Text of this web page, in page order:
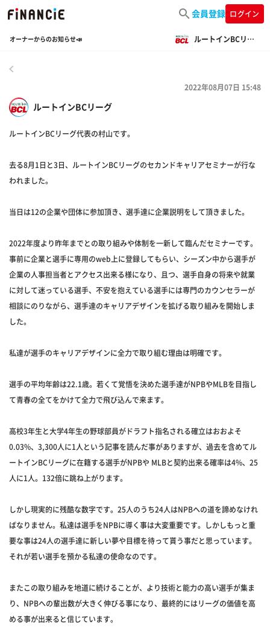
会員登録 ログイン
オーナーからのお知らせ📣 ルートインBCリーグ
ルートインBCリーグ
2022年08月07日 15:48
ルートインBCリーグ代表の村山です。
去る8月1日と3日、ルートインBCリーグのセカンドキャリアセミナーが行な
われました。
当日は12の企業や団体に参加頂き、選手達に企業説明をして頂きました。
2022年度より昨年までとの取り組みや体制を一新して臨んだセミナーです。
事前に企業と選手に専用のweb上に登録してもらい、シーズン中から選手が
企業の人事担当者とアクセス出来る様になり、且つ、選手自身の将来や就業
に対して迷っている選手、不安を抱えている選手には専門のカウンセラーが
相談にのりながら、選手達のキャリアデザインを拡げる取り組みを開始しま
した。
私達が選手のキャリアデザインに全力で取り組む理由は明確です。
選手の平均年齢は22.1歳。若くて覚悟を決めた選手達がNPBやMLBを目指し
て青春の全てをかけて全力で飛び込んで来ます。
高校3年生と大学4年生の野球部員がドラフト指名される確立はおおよそ
0.03%、3,300人に1人という記事を読んだ事がありますが、過去を含めてル
ートインBCリーグに在籍する選手がNPBや MLBと契約出来る確率は4%、25
人に1人。132倍に跳ね上がります。
しかし現実的に残酷な数字です。25人のうち24人はNPBへの道を諦めなけれ
ばなりません。私達は選手をNPBに導く事は大変重要です。しかしもっと重
要な事は24人の選手達に新しい夢や目標を待って貰う事だと思っています。
それが若い選手を預かる私達の使命なのです。
またこの取り組みを地道に続けることが、より技術と能力の高い選手が集ま
り、NPBへの輩出数が大きく伸びる事になり、最終的にはリーグの価値を高
める事が出来ると信じています。